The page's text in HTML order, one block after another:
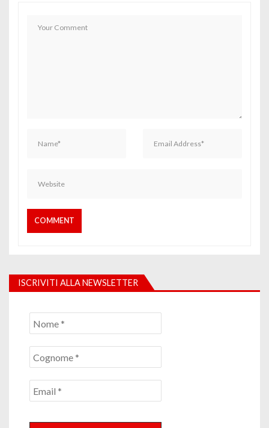
ISCRIVITI ALLA NEWSLETTER